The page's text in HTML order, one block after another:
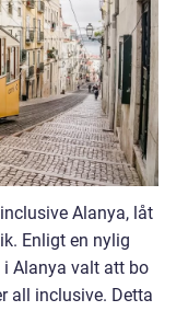
Alanya, låt
Enligt en nylig
i Alanya valt att bo
all inclusive. Detta